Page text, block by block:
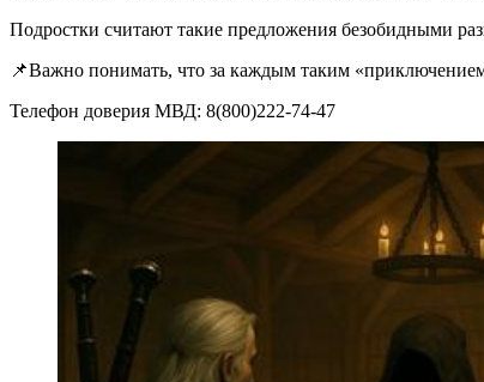
Подростки считают такие предложения безобидными
📌Важно понимать, что за каждым таким
Телефон доверия МВД: 8(800)222-74-47